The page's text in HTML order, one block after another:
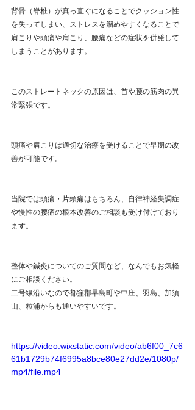
背骨（脊椎）が真っ直ぐになることでクッション性
を失ってしまい、ストレスを溜めやすくなることで
肩こりや頭痛や肩こり、腰痛などの症状を併発して
しまうことがあります。
このストレートネックの原因は、首や腰の筋肉の異
常緊張です。
頭痛や肩こりは適切な治療を受けることで早期の改
善が可能です。
当院では頭痛・片頭痛はもちろん、自律神経失調症
や慢性の腰痛の根本改善のご相談も受け付けており
ます。
整体や鍼灸についてのご質問など、なんでもお気軽
にご相談ください。
二号線沿いなので都窪郡早島町や中庄、羽島、加須
山、粒浦からも通いやすいです。
https://video.wixstatic.com/video/ab6f00_7c6
61b1729b74f6995a8bce80e27dd2e/1080p/
mp4/file.mp4